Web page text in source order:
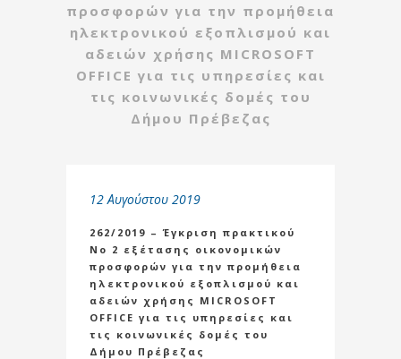
προσφορών για την προμήθεια
ηλεκτρονικού εξοπλισμού και
αδειών χρήσης MICROSOFT
OFFICE για τις υπηρεσίες και
τις κοινωνικές δομές του
Δήμου Πρέβεζας
12 Αυγούστου 2019
262/2019 – Έγκριση πρακτικού
Νο 2 εξέτασης οικονομικών
προσφορών για την προμήθεια
ηλεκτρονικού εξοπλισμού και
αδειών χρήσης MICROSOFT
OFFICE για τις υπηρεσίες και
τις κοινωνικές δομές του
Δήμου Πρέβεζας